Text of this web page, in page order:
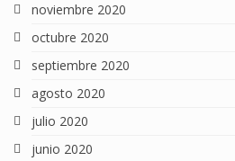
noviembre 2020
octubre 2020
septiembre 2020
agosto 2020
julio 2020
junio 2020